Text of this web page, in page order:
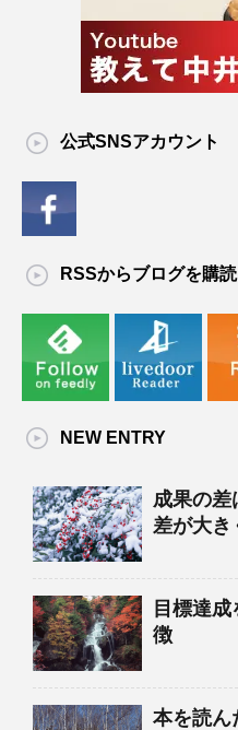
公式SNSアカウント
RSSからブログを購読
NEW ENTRY
成果の差
差が大き
目標達
徴
本を読ん